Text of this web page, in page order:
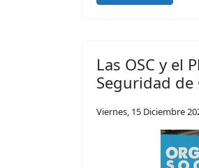
Las OSC y el
Seguridad de
Viernes, 15 Diciembre